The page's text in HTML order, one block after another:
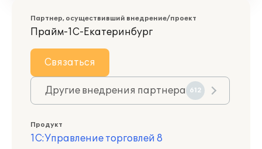
Партнер, осуществивший внедрение/проект
Прайм-1С-Екатеринбург
Связаться
Другие внедрения партнера 612
Продукт
1С:Управление торговлей 8